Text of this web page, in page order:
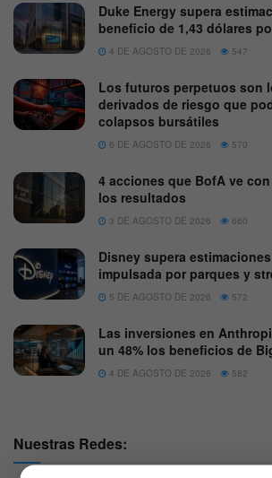
Duke Energy supera
beneficio de 1,43 dólares
4 DE AGOSTO DE 2026 547
Los futuros perpetuos son
derivados de riesgo que
colapsos bursátiles
6 DE AGOSTO DE 2026 570
4 acciones que BofA ve
los resultados
3 DE AGOSTO DE 2026 660
Disney supera
impulsada por parques y
5 DE AGOSTO DE 2026 572
Las inversiones en
un 48% los beneficios de
4 DE AGOSTO DE 2026 582
Nuestras Redes: